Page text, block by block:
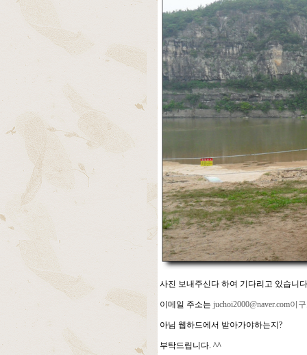
사진 보내주신다 하여 기다리고 있습니
이메일 주소는 juchoi2000@naver.com이
아님 웹하드에서 받아가야하는지?
부탁드립니다. ^^